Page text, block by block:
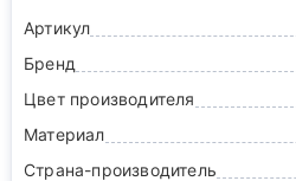
Артикул
Бренд
Цвет производителя
Материал
Страна-производитель